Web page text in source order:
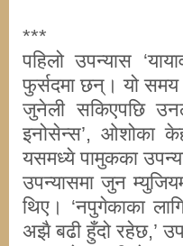
***
पहिलो उपन्यास
फुर्सदमा छन्। यो
जुनेली सकिएपछि
इनोसेन्स’, ओशोका
यसमध्ये पामुकका
उपन्यासमा जुन
थिए। ‘नपुगेकाका
अझै बढी हुँदो रहेछ,’